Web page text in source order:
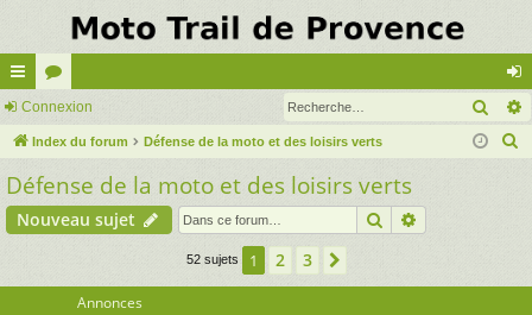
cc
ès
ra
pi
or
u
m
s
on
ne
Connexion
Index du forum Défense de la moto et des loisirs verts
Défense de la moto et des loisirs verts
Nouveau sujet Rechercher
52 sujets 1 2 3
Annonces